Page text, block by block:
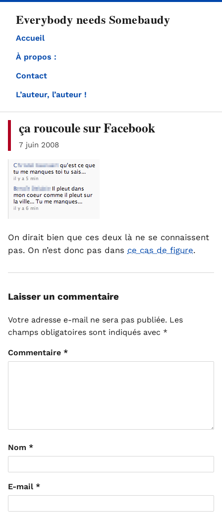
Everybody needs Somebaudy
Accueil
À propos :
Contact
L’auteur, l’auteur !
ça roucoule sur Facebook
7 juin 2008
On dirait bien que ces deux là ne se connaissent
pas. On n’est donc pas dans ce cas de figure.
Laisser un commentaire
Votre adresse e-mail ne sera pas publiée. Les
champs obligatoires sont indiqués avec *
Commentaire *
Nom *
E-mail *